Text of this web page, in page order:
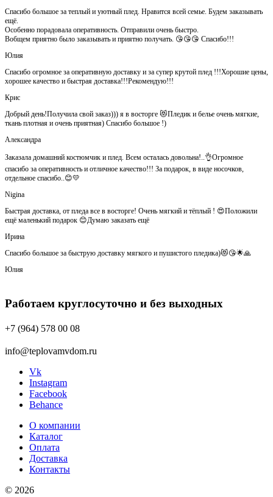
Спасибо большое за теплый и уютный плед. Нравится всей семье. Будем заказывать
ещё.
Особенно порадовала оперативность. Отправили очень быстро.
Вобщем приятно было заказывать и приятно получать. 😘😘😘 Спасибо!!!
Юлия
Спасибо огромное за оперативную доставку и за супер крутой плед !!!Хорошие цены,
хорошее качество и быстрая доставка!!!Рекомендую!!!
Крис
Добрый день!Получила свой заказ))) я в восторге 😻Пледик и белье очень мягкие,
ткань плотная и очень приятная) Спасибо большое !)
Александра
Заказала домашний костюмчик и плед. Всем осталась довольна!..👌Огромное
спасибо за оперативность и отличное качество!!! За подарок, в виде носочков,
отдельное спасибо..😊💛
Nigina
Быстрая доставка, от пледа все в восторге! Очень мягкий и тёплый ! 😍Положили
ещё маленький подарок 😊Думаю заказать ещё
Ирина
Спасибо большое за быструю доставку мягкого и пушистого пледика)😻😘🌟🙏
Юлия
Работаем круглосуточно и без выходных
+7 (964) 578 00 08
info@teplovamvdom.ru
Vk
Instagram
Facebook
Behance
О компании
Каталог
Оплата
Доставка
Контакты
© 2026